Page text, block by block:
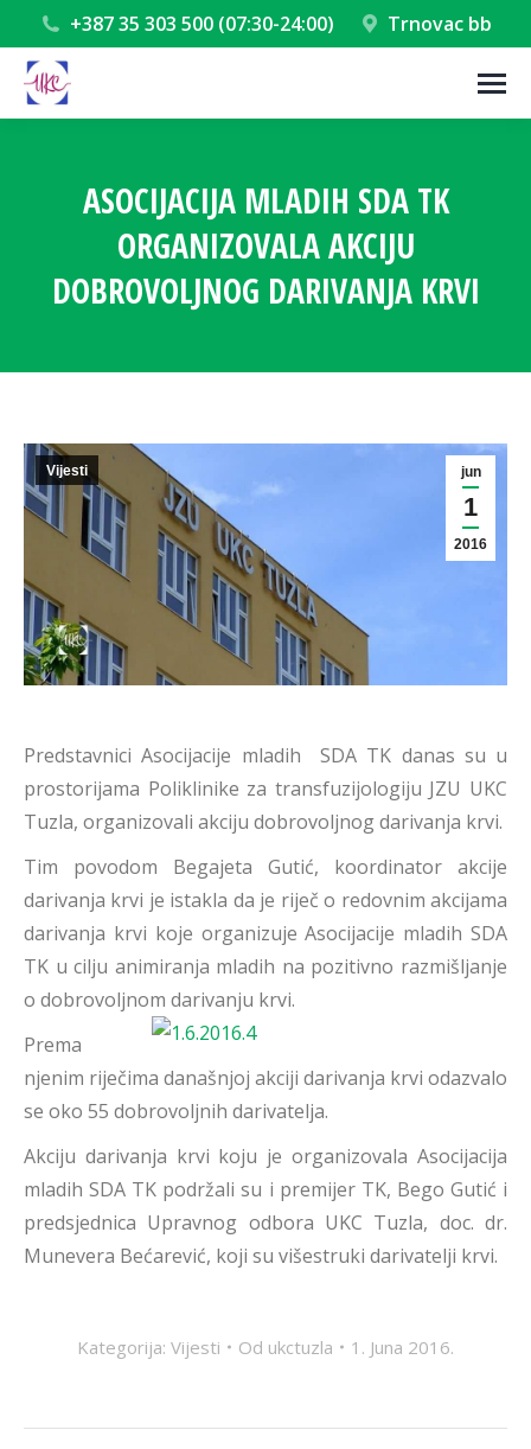
+387 35 303 500 (07:30-24:00) Trnovac bb
ASOCIJACIJA MLADIH SDA TK
ORGANIZOVALA AKCIJU
DOBROVOLJNOG DARIVANJA KRVI
jun
1
2016
Vijesti
Predstavnici Asocijacije mladih SDA TK danas su u
prostorijama Poliklinike za transfuzijologiju JZU UKC
Tuzla, organizovali akciju dobrovoljnog darivanja krvi.
Tim povodom Begajeta Gutić, koordinator akcije
darivanja krvi je istakla da je riječ o redovnim akcijama
darivanja krvi koje organizuje Asocijacije mladih SDA
TK u cilju animiranja mladih na pozitivno razmišljanje
o dobrovoljnom darivanju krvi.
Prema
njenim riječima današnjoj akciji darivanja krvi odazvalo
se oko 55 dobrovoljnih darivatelja.
Akciju darivanja krvi koju je organizovala Asocijacija
mladih SDA TK podržali su i premijer TK, Bego Gutić i
predsjednica Upravnog odbora UKC Tuzla, doc. dr.
Munevera Bećarević, koji su višestruki darivatelji krvi.
Kategorija: Vijesti Od ukctuzla 1. Juna 2016.